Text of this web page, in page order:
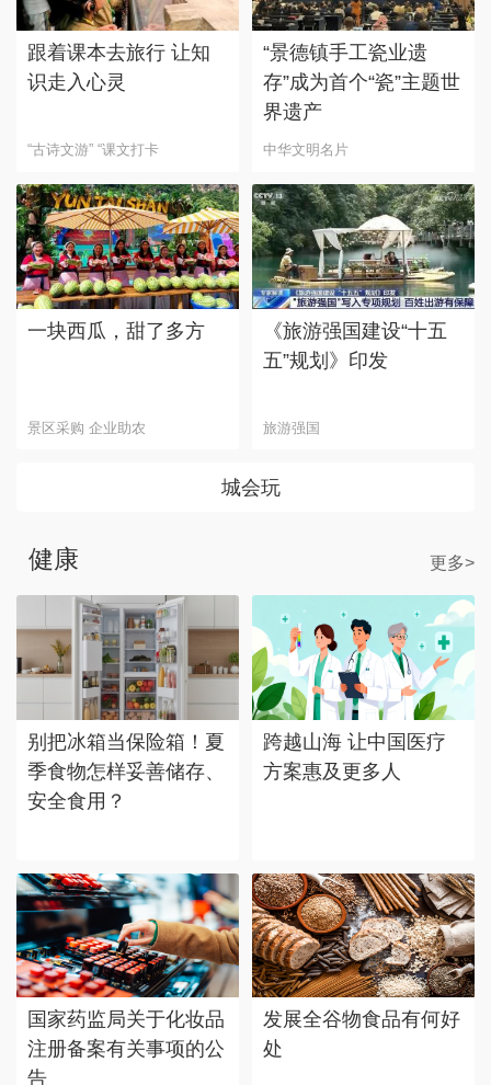
跟着课本去旅行 让知
识走入心灵
“古诗文游” “课文打卡
“景德镇手工瓷业遗
存”成为首个“瓷”主题世
界遗产
中华文明名片
一块西瓜，甜了多方
景区采购 企业助农
《旅游强国建设“十五
五”规划》印发
旅游强国
城会玩
健康 更多>
别把冰箱当保险箱！夏
季食物怎样妥善储存、
安全食用？
跨越山海 让中国医疗
方案惠及更多人
国家药监局关于化妆品
注册备案有关事项的公
告
发展全谷物食品有何好
处